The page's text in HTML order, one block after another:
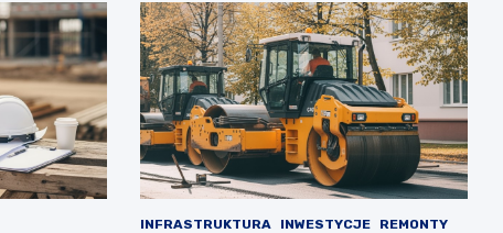
INFRASTRUKTURA INWESTYCJE REMONTY